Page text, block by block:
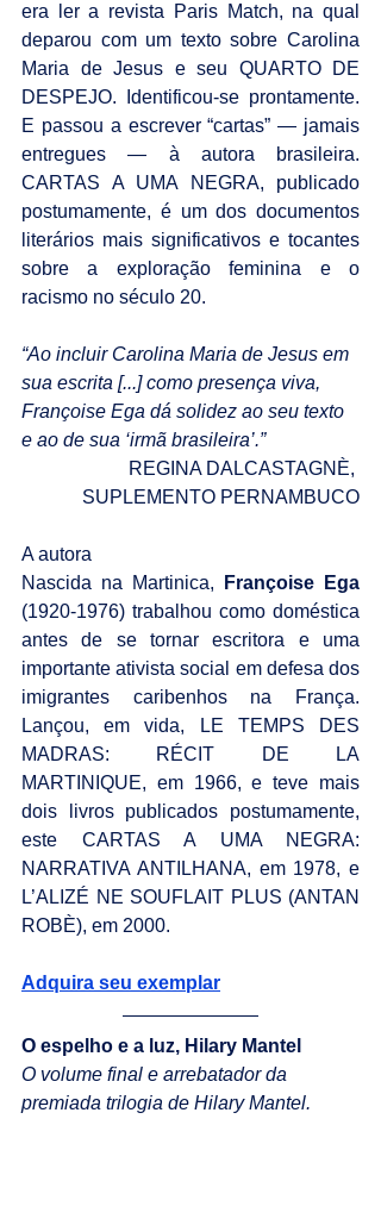
era ler a revista Paris Match, na qual
deparou com um texto sobre Carolina
Maria de Jesus e seu QUARTO DE
DESPEJO. Identificou-se prontamente.
E passou a escrever “cartas” — jamais
entregues — à autora brasileira.
CARTAS A UMA NEGRA, publicado
postumamente, é um dos documentos
literários mais significativos e tocantes
sobre a exploração feminina e o
racismo no século 20.
“Ao incluir Carolina Maria de Jesus em
sua escrita [...] como presença viva,
Françoise Ega dá solidez ao seu texto
e ao de sua ‘irmã brasileira’.”
REGINA DALCASTAGNÈ,
SUPLEMENTO PERNAMBUCO
A autora
Nascida na Martinica,
Françoise Ega
(1920-1976) trabalhou como doméstica
antes de se tornar escritora e uma
importante ativista social em defesa dos
imigrantes caribenhos na França.
Lançou, em vida, LE TEMPS DES
MADRAS: RÉCIT DE LA
MARTINIQUE, em 1966, e teve mais
dois livros publicados postumamente,
este CARTAS A UMA NEGRA:
NARRATIVA ANTILHANA, em 1978, e
L’ALIZÉ NE SOUFLAIT PLUS (ANTAN
ROBÈ), em 2000.
Adquira seu exemplar
O espelho e a luz, Hilary Mantel
O volume final e arrebatador da
premiada trilogia de Hilary Mantel.